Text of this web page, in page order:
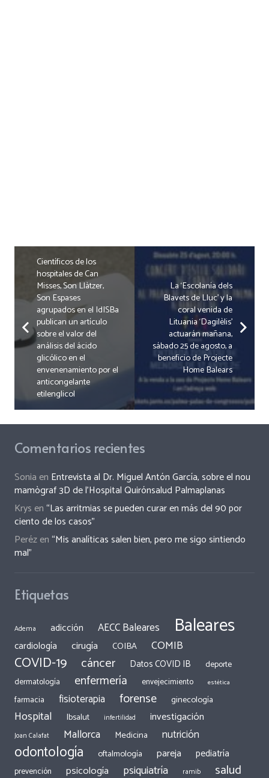
Científicos de los
hospitales de Can
Misses, Son Llàtzer,
Son Espases
agrupados en el IdISBa
publican un artículo
sobre el valor del
análisis del ácido
glicólico en el
envenenamiento por el
anticongelante
etilenglicol
La ‘Escolanía dels
Blavets de Lluc’ y la
coral venida de
Lituania ‘Dagilèlis’
actuarán mañana,
sábado 25 de agosto, a
beneficio de Projecte
Home Balears
Comentarios recientes
Sonia en Entrevista al Dr. Miguel Antón García, sobre el nou
mamògraf 3D de l’Hospital Quirónsalud Palmaplanas
Krys en“Las arritmias se pueden curar en más del 90 por
ciento de los casos”
Perézen“Mis analíticas salen bien, pero me sigo sintiendo
mal”
Etiquetas
Adema adicción AECC Baleares Baleares
cardiología cirugía COIBA COMIB
COVID-19 cáncer Datos COVID IB
deporte
dermatología
enfermería envejecimiento estética
farmacia fisioterapia forense ginecología
Hospital Ibsalut infertilidad investigación
Joan Calafat Mallorca Medicina nutrición
odontología oftalmología pareja pediatría
prevención psicología psiquiatría ramib salud